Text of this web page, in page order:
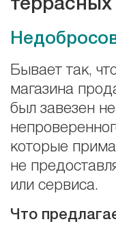
Бывает так,
магазина
был завезен
которые
не
или сервиса.
Что